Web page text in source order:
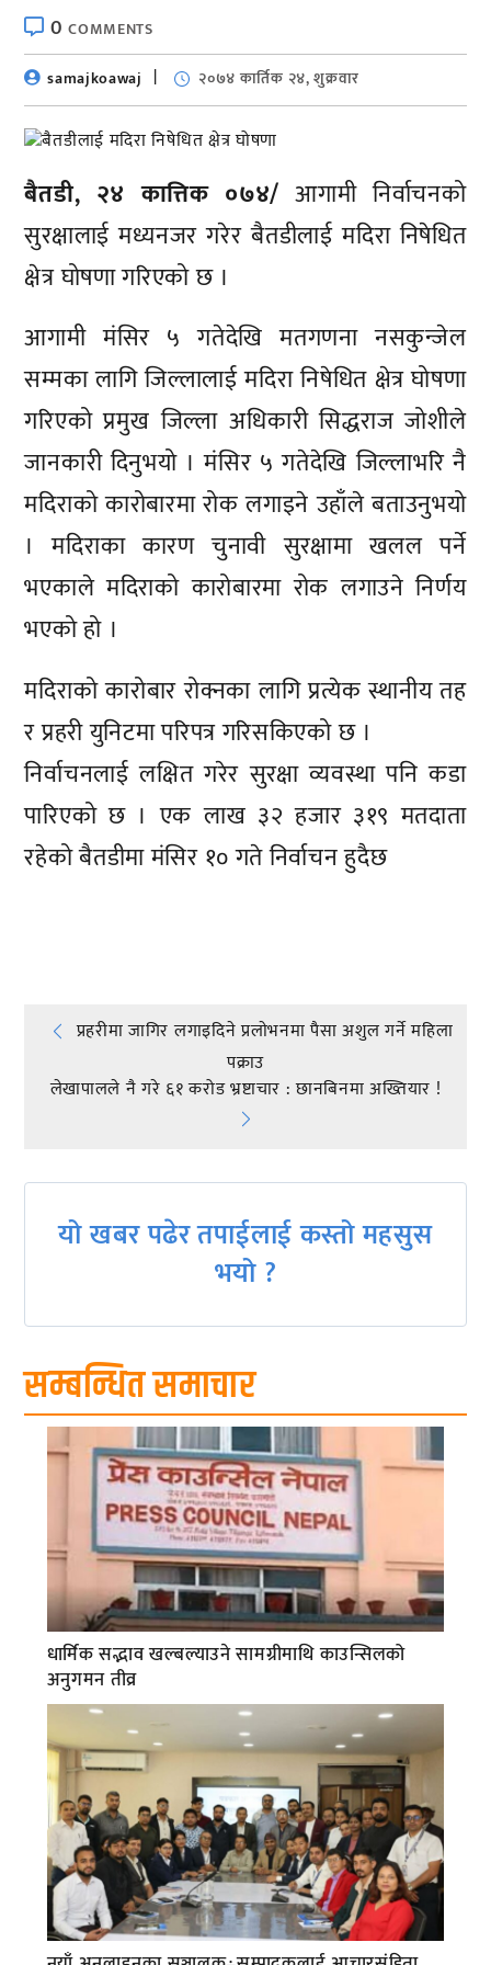
0COMMENTS
samajkoawaj
२०७४ कार्तिक २४, शुक्रवार
बैतडी, २४ कात्तिक ०७४/ आगामी निर्वाचनको
सुरक्षालाई मध्यनजर गरेर बैतडीलाई मदिरा निषेधित
क्षेत्र घोषणा गरिएको छ ।
आगामी मंसिर ५ गतेदेखि मतगणना नसकुन्जेल
सम्मका लागि जिल्लालाई मदिरा निषेधित क्षेत्र घोषणा
गरिएको प्रमुख जिल्ला अधिकारी सिद्धराज जोशीले
जानकारी दिनुभयो । मंसिर ५ गतेदेखि जिल्लाभरि नै
मदिराको कारोबारमा रोक लगाइने उहाँले बताउनुभयो
। मदिराका कारण चुनावी सुरक्षामा खलल पर्ने
भएकाले मदिराको कारोबारमा रोक लगाउने निर्णय
भएको हो ।
मदिराको कारोबार रोक्नका लागि प्रत्येक स्थानीय तह
र प्रहरी युनिटमा परिपत्र गरिसकिएको छ ।
निर्वाचनलाई लक्षित गरेर सुरक्षा व्यवस्था पनि कडा
पारिएको छ । एक लाख ३२ हजार ३१९ मतदाता
रहेको बैतडीमा मंसिर १० गते निर्वाचन हुदैछ
Post
navigation
प्रहरीमा जागिर लगाइदिने प्रलाेभनमा पैसा अशुल गर्ने महिला
पक्राउ
लेखापालले नै गरे ६१ करोड भ्रष्टाचार : छानबिनमा अख्तियार !
यो खबर पढेर तपाईलाई कस्तो महसुस
भयो ?
सम्बन्धित समाचार
धार्मिक सद्भाव खल्बल्याउने सामग्रीमाथि काउन्सिलको
अनुगमन तीव्र